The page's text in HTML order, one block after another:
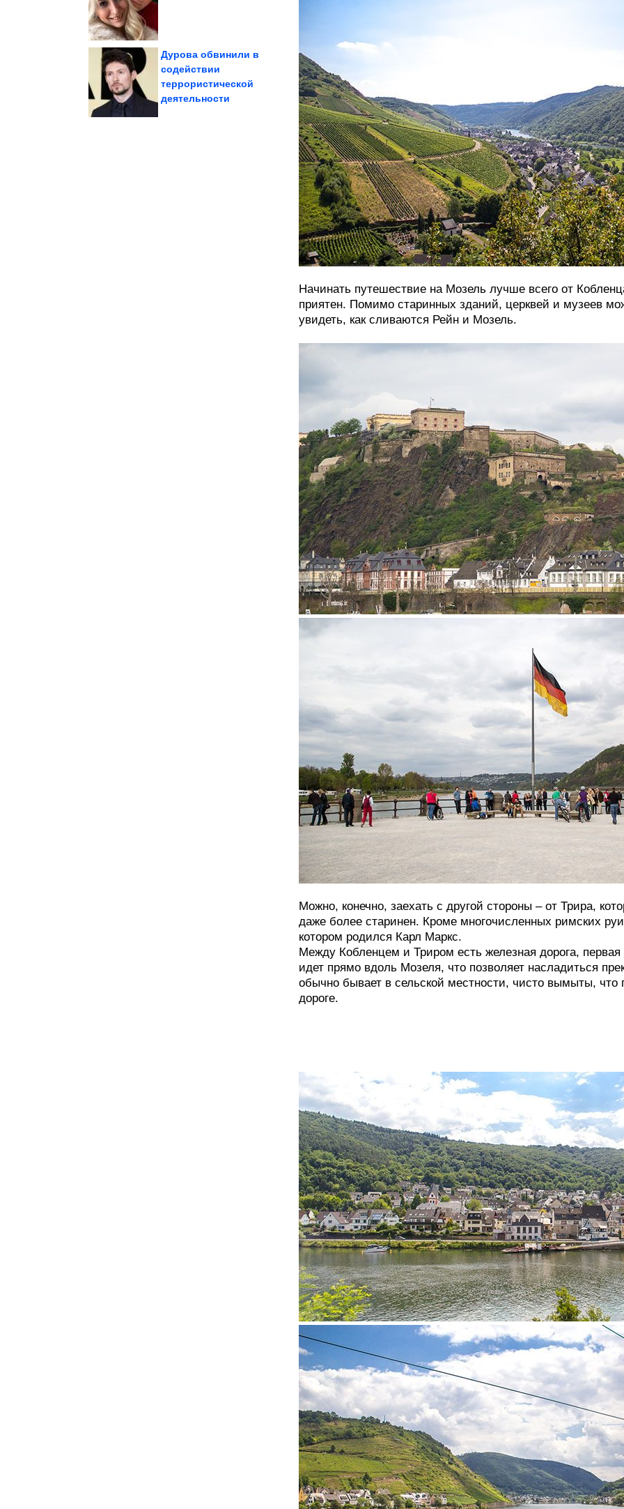
Дурова обвинили в
содействии
террористической
деятельности
люди выглядят моложе
Начинать путешествие на Мозель лучше всего от
приятен. Помимо старинных зданий, церквей и музеев
увидеть, как сливаются Рейн и Мозель.
Можно, конечно, заехать с другой стороны – от Трира,
даже более старинен. Кроме многочисленных римских
котором родился Карл Маркс.
Между Кобленцем и Триром есть железная дорога,
идет прямо вдоль Мозеля, что позволяет насладиться
обычно бывает в сельской местности, чисто вымыты, что
дороге.